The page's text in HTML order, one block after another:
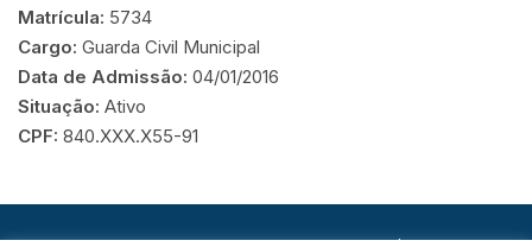
Matrícula: 5734
Cargo: Guarda Civil Municipal
Data de Admissão: 04/01/2016
Situação: Ativo
CPF: 840.XXX.X55-91